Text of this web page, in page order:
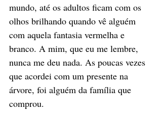
mundo, até os adultos ficam com os
olhos brilhando quando vê alguém
com aquela fantasia vermelha e
branco. A mim, que eu me lembre,
nunca me deu nada. As poucas vezes
que acordei com um presente na
árvore, foi alguém da família que
comprou.